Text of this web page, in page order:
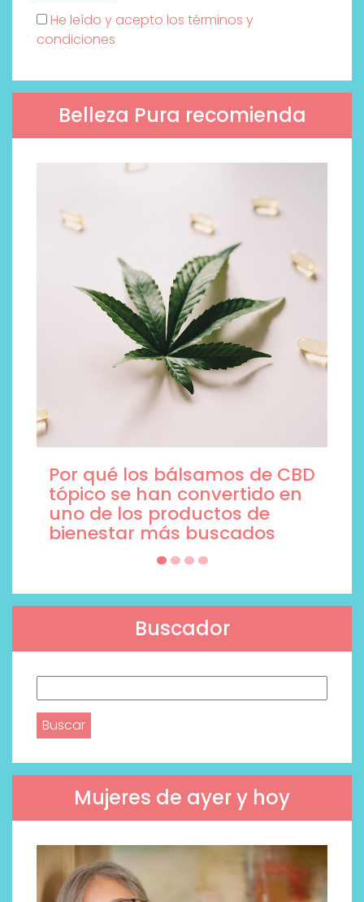
He leído y acepto los términos y
condiciones
Belleza Pura recomienda
Por qué los bálsamos de CBD
tópico se han convertido en
uno de los productos de
bienestar más buscados
Buscador
Mujeres de ayer y hoy